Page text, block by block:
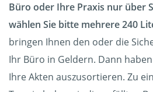
Büro oder Ihre Praxis nur über
wählen Sie bitte mehrere 240
bringen Ihnen den oder die
Ihr Büro in Geldern. Dann
Ihre Akten auszusortieren. Zu